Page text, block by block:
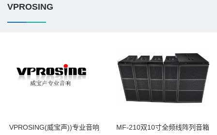
VPROSING
VPROSING(威宝声))专业音响 MF-210双10寸全频线阵列音箱